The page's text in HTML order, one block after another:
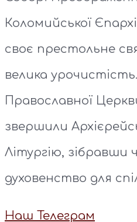
Коломийської
своє престольне
велика
Православної
звершили
Літургію, зібравши
духовенство для
Наш Телеграм